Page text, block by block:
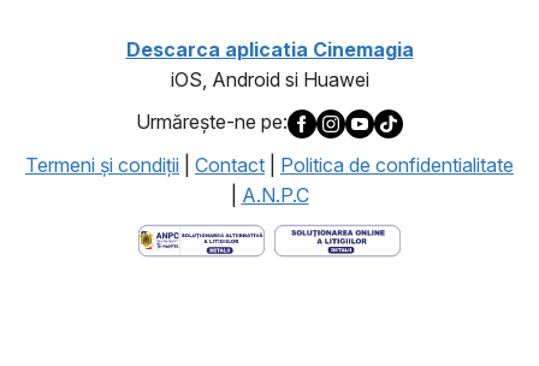
Descarca aplicatia Cinemagia
iOS, Android si Huawei
Urmăreşte-ne pe:
Termeni şi condiţii
Contact
Politica de confidentialitate
A.N.P.C